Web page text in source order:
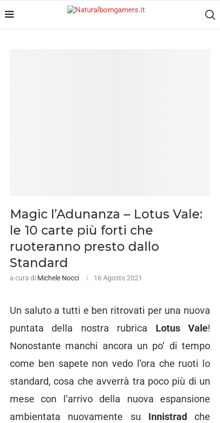
Magic l’Adunanza – Lotus Vale:
le 10 carte più forti che
ruoteranno presto dallo
Standard
a cura di Michele Nocci 16 Agosto 2021
Un saluto a tutti e ben ritrovati per una nuova
puntata della nostra rubrica Lotus Vale!
Nonostante manchi ancora un po’ di tempo
come ben sapete non vedo l’ora che ruoti lo
standard, cosa che avverrà tra poco più di un
mese con l’arrivo della nuova espansione
ambientata nuovamente su Innistradche